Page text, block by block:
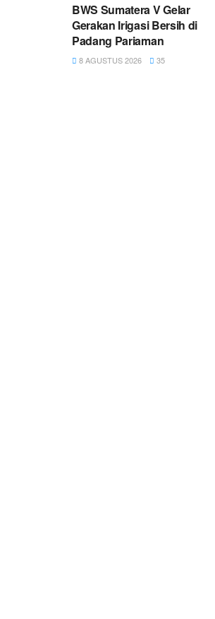
BWS Sumatera V Gelar
Gerakan Irigasi Bersih di
Padang Pariaman
8 AGUSTUS 2026 35